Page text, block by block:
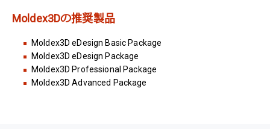
Moldex3Dの推奨製品
Moldex3D eDesign Basic Package
Moldex3D eDesign Package
Moldex3D Professional Package
Moldex3D Advanced Package